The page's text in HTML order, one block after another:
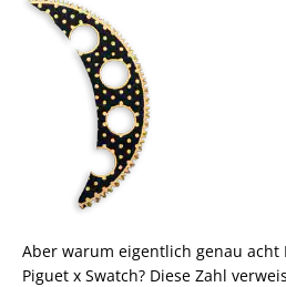
Aber warum eigentlich genau
Piguet x Swatch? Diese Zahl